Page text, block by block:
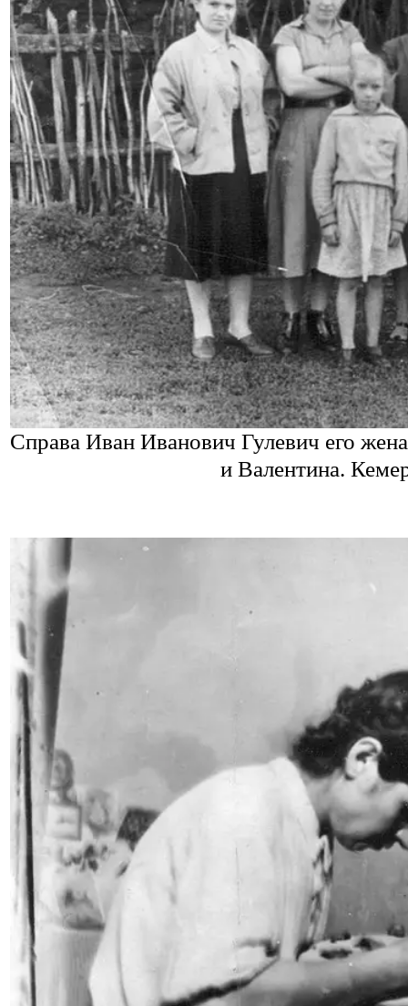
Справа Иван Иванович Гулевич его
и Валентина.